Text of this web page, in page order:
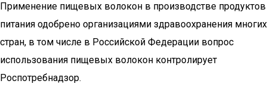
Применение пищевых волокон в производстве продуктов
питания одобрено организациями здравоохранения многих
стран, в том числе в Российской Федерации вопрос
использования пищевых волокон контролирует
Роспотребнадзор.